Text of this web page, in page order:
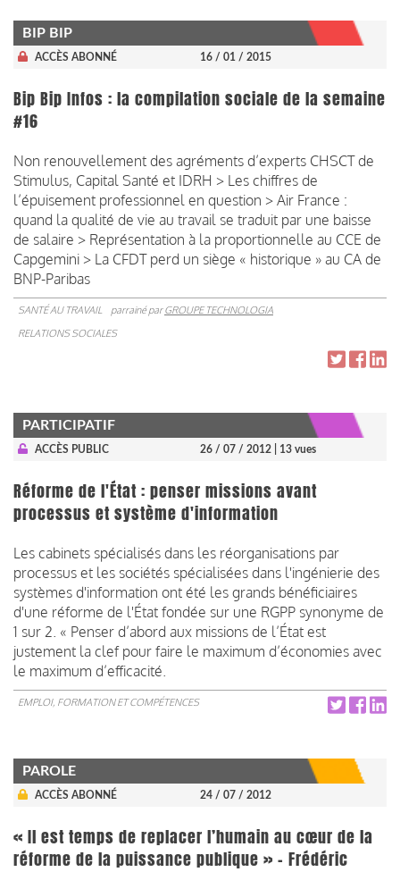
BIP BIP
ACCÈS ABONNÉ 16 / 01 / 2015
Bip Bip Infos : la compilation sociale de la semaine
#16
Non renouvellement des agréments d’experts CHSCT de
Stimulus, Capital Santé et IDRH > Les chiffres de
l’épuisement professionnel en question > Air France :
quand la qualité de vie au travail se traduit par une baisse
de salaire > Représentation à la proportionnelle au CCE de
Capgemini > La CFDT perd un siège « historique » au CA de
BNP-Paribas
SANTÉ AU TRAVAIL parrainé parGROUPE TECHNOLOGIA
RELATIONS SOCIALES
PARTICIPATIF
ACCÈS PUBLIC 26 / 07 / 2012 | 13 vues
Réforme de l'État : penser missions avant
processus et système d'information
Les cabinets spécialisés dans les réorganisations par
processus et les sociétés spécialisées dans l'ingénierie des
systèmes d'information ont été les grands bénéficiaires
d'une réforme de l'État fondée sur une RGPP synonyme de
1 sur 2. « Penser d’abord aux missions de l’État est
justement la clef pour faire le maximum d’économies avec
le maximum d’efficacité.
EMPLOI, FORMATION ET COMPÉTENCES
PAROLE
ACCÈS ABONNÉ 24 / 07 / 2012
« Il est temps de replacer l’humain au cœur de la
réforme de la puissance publique » - Frédéric